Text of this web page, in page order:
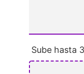
Sube hasta